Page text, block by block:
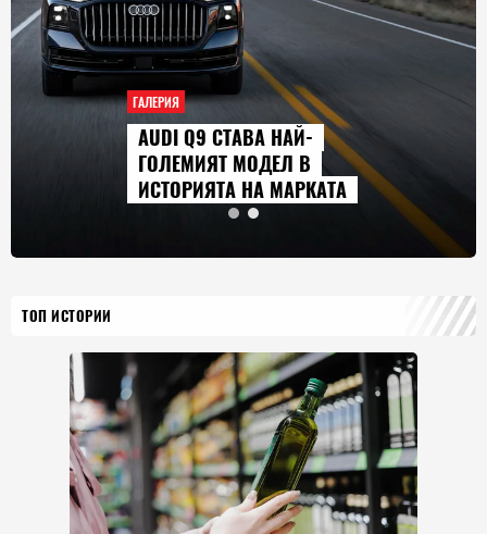
СЕРИАЛИТЕ,
ГЛЕДАМЕ ПРЕЗ
2026 Г.
ТОП ИСТОРИИ